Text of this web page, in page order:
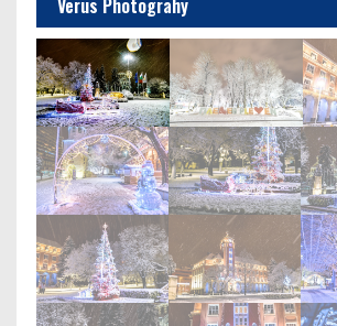
Verus Photograhy